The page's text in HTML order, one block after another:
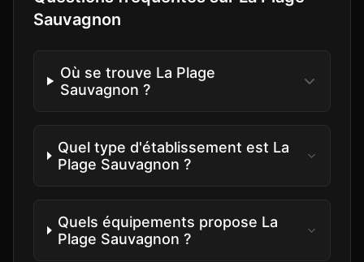
Sauvagnon
Où se trouve La Plage
Sauvagnon ?
Quel type d'établissement est La
Plage Sauvagnon ?
Quels équipements propose La
Plage Sauvagnon ?